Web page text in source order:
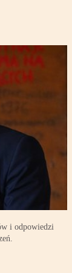
i odpowiedzi